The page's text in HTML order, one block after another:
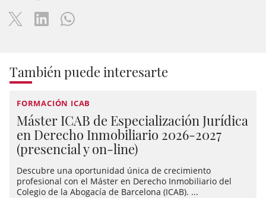
También puede interesarte
FORMACIÓN ICAB
Máster ICAB de Especialización Jurídica
en Derecho Inmobiliario 2026-2027
(presencial y on-line)
Descubre una oportunidad única de crecimiento
profesional con el Máster en Derecho Inmobiliario del
Colegio de la Abogacía de Barcelona (ICAB). ...